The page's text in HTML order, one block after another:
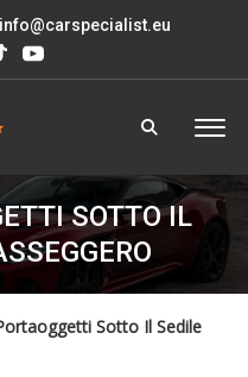
info@carspecialist.eu
SOTTO IL
Sotto Il Sedile